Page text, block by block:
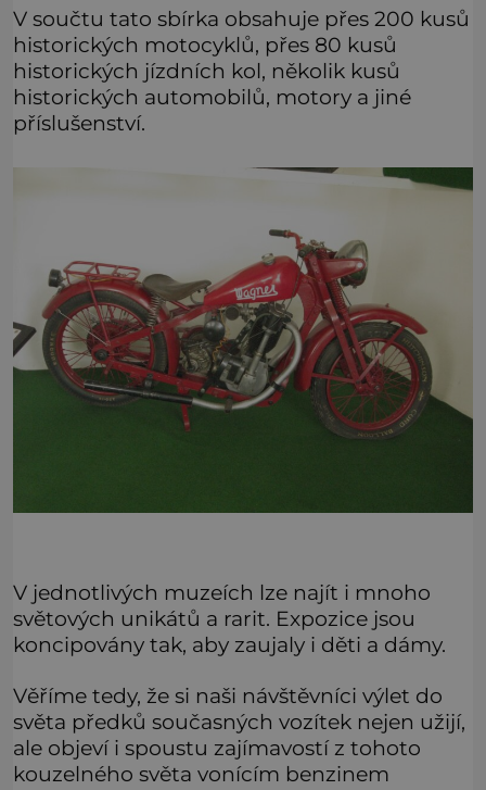
V součtu tato sbírka obsahuje přes 200 kusů
historických motocyklů, přes 80 kusů
historických jízdních kol, několik kusů
historických automobilů, motory a jiné
příslušenství.
V jednotlivých muzeích lze najít i mnoho
světových unikátů a rarit. Expozice jsou
koncipovány tak, aby zaujaly i děti a dámy.
Věříme tedy, že si naši návštěvníci výlet do
světa předků současných vozítek nejen užijí,
ale objeví i spoustu zajímavostí z tohoto
kouzelného světa vonícím benzinem